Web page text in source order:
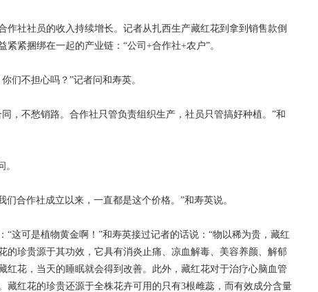
作社社员的收入持续增长。记者从扎西生产藏红花到拿到销售款倒
紧捆绑在一起的产业链：“公司+合作社+农户”。
们不担心吗？”记者问和寿英。
，不愁销路。合作社只管负责组织生产，社员只管搞好种植。”和
们合作社成立以来，一直都是这个价格。”和寿英说。
“这可是植物黄金啊！”和寿英接过记者的话说：“物以稀为贵，藏红
的珍贵源于其功效，它具有消炎止痛、凉血解毒、美容养颜、解郁
红花，当天的睡眠就会得到改善。此外，藏红花对于治疗心脑血管
藏红花的珍贵还源于全株花卉可用的只有3根雌蕊，而有效成分含量